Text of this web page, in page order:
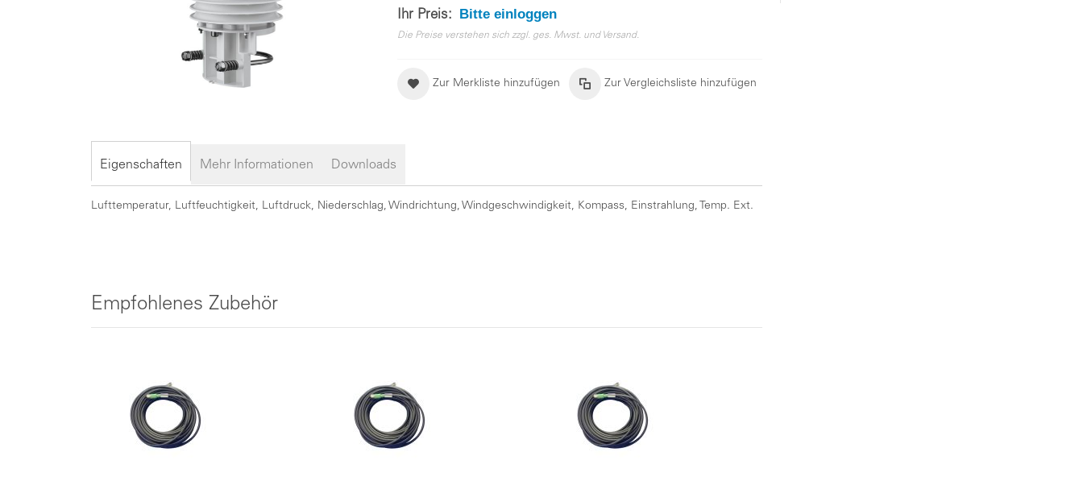
Anfang
Bildergalerie
springen
Ihr Preis: Bitte einloggen
Die Preise verstehen sich zzgl. ges. Mwst. und Versand.
Zur Merkliste hinzufügen Zur Vergleichsliste hinzufügen
Eigenschaften
Lufttemperatur, Luftfeuchtigkeit, Luftdruck, Niederschlag, Windrichtung, Windgeschwindigkeit, Kompass, Einstrahlung, Temp. Ext.
Mehr Informationen Downloads
Empfohlenes Zubehör